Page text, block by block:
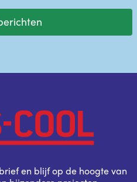
en blijf op de hoogte van